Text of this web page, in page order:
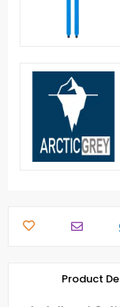
Product